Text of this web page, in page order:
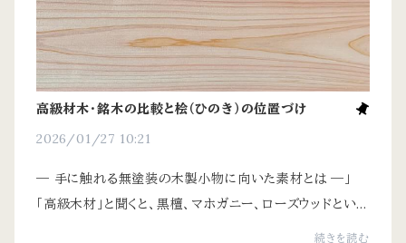
高級材木・銘木の比較と桧（ひのき）の位置づけ
2026/01/27 10:21
― 手に触れる無塗装の木製小物に向いた素材とは ―」
「高級木材」と聞くと、黒檀、マホガニー、ローズウッドといっ
た硬く、重く、希少性の高い南方材を思い浮かべる方が多
続きを読む